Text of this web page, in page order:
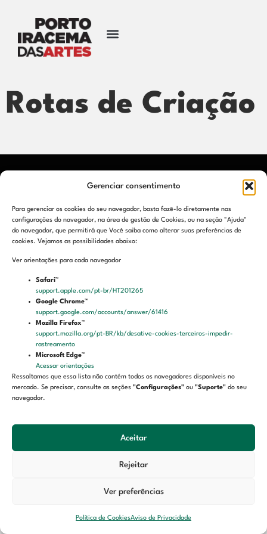
Gerenciar consentimento
Para gerenciar os cookies do seu navegador, basta fazê-lo diretamente nas
configurações do navegador, na área de gestão de Cookies, ou na seção "Ajuda"
do navegador, que permitirá que Você saiba como alterar suas preferências de
cookies. Vejamos as possibilidades abaixo:
Ver orientações para cada navegador
Safari™
support.apple.com/pt-br/HT201265
Google Chrome™
support.google.com/accounts/answer/61416
Mozilla Firefox™
support.mozilla.org/pt-BR/kb/desative-cookies-terceiros-impedir-
rastreamento
Microsoft Edge™
Acessar orientações
Ressaltamos que essa lista não contém todos os navegadores disponíveis no
mercado. Se precisar, consulte as seções "Configurações" ou "Suporte" do seu
navegador.
Aceitar
Rejeitar
Ver preferências
Política de CookiesAviso de Privacidade
Rotas de Criação
Endereço: Rua Dragão do Mar, 160 – Praia de Iracema
CEP: 60.060-195
Fortaleza – Ceará
LGPD
Aviso de privacidade
Termos de uso
Política de cookies